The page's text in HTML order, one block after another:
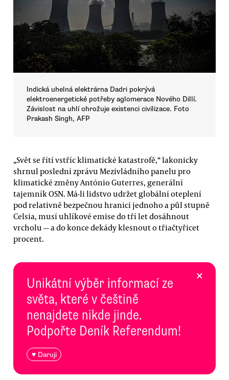
Indická uhelná elektrárna Dadri pokrývá
elektroenergetické potřeby aglomerace Nového Dillí.
Závislost na uhlí ohrožuje existenci civilizace. Foto
Prakash Singh, AFP
„Svět se řítí vstříc klimatické katastrofě,“ lakonicky
shrnul poslední zprávu Mezivládního panelu pro
klimatické změny António Guterres, generální
tajemník OSN. Má-li lidstvo udržet globální oteplení
pod relativně bezpečnou hranicí jednoho a půl stupně
Celsia, musí uhlíkové emise do tří let dosáhnout
vrcholu — a do konce dekády klesnout o třiačtyřicet
procent.
Unikátní výběr informací ze
světa, které v češtině
nenajdete nikde jinde.
Podpořte Deník Referendum!
♥ Daruji
×